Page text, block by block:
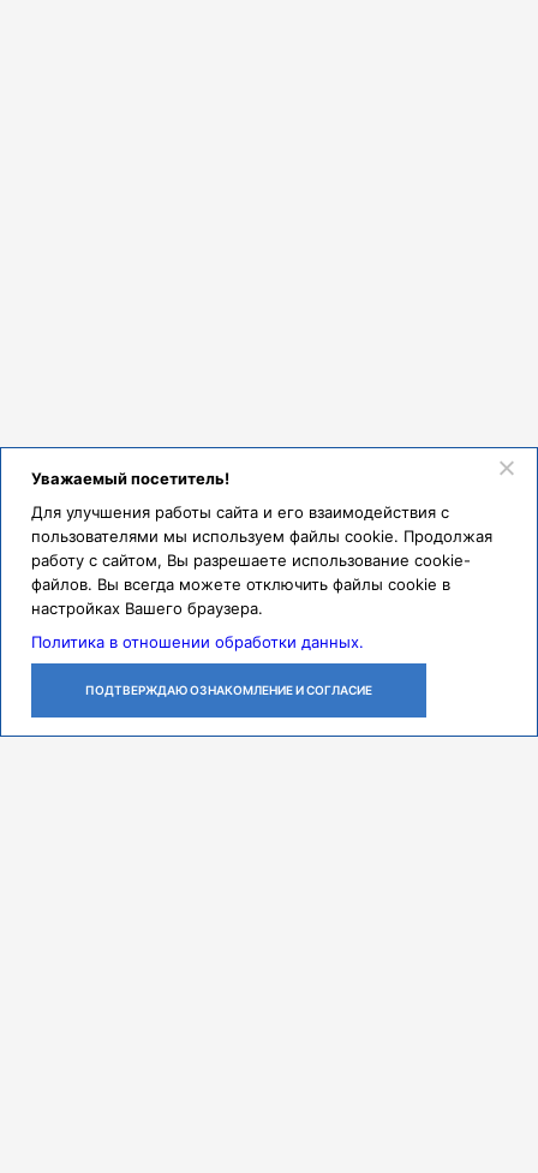
КАБИНЕТ
ЗАЯВКУ
Уважаемый посетитель!
Для улучшения работы сайта и его взаимодействия с
пользователями мы используем файлы cookie. Продолжая
работу с сайтом, Вы разрешаете использование cookie-
файлов. Вы всегда можете отключить файлы cookie в
настройках Вашего браузера.
Политика в отношении обработки данных.
ПОДТВЕРЖДАЮ ОЗНАКОМЛЕНИЕ И СОГЛАСИЕ